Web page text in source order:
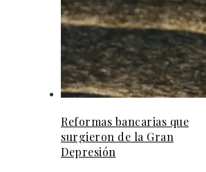
Reformas bancarias que
surgieron de la Gran
Depresión